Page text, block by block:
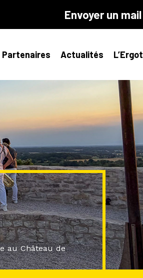
Envoyer un mail
Partenaires Actualités L’Ergot
au Château de